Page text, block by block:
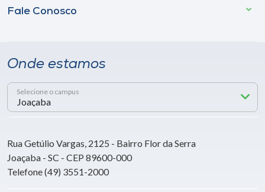
Fale Conosco
Onde estamos
Selecione o campus
Rua Getúlio Vargas, 2125 - Bairro Flor da Serra
Joaçaba - SC - CEP 89600-000
Telefone (49) 3551-2000